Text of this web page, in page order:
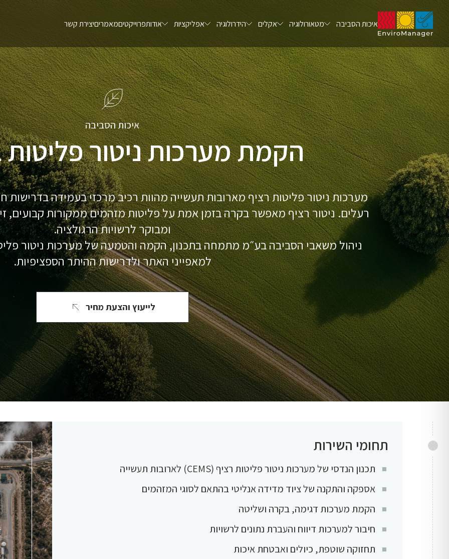
איכות הסביבה מטאורולוגיה אקלים הידרולוגיה אפליקציות אודותפרוייקטיםמאמריםיצירת קשר
איכות הסביבה
הקמת מערכות ניטור
מערכות ניטור פליטות רציף מארובות תעשייה מהוות רכיב מרכזי בעמידה בדרישות
רעלים. ניטור רציף מאפשר בקרה בזמן אמת על פליטות מזהמים ממקורות קבועים,
ומבוקר לרשויות הרגולציה.
ניהול משאבי הסביבה בע״מ מתמחה בתכנון, הקמה והטמעה של מערכות ניטור
למאפייני האתר ולדרישות ההיתר הספציפיות.
לייעוץ והצעת מחיר
תחומי השירות
תכנון הנדסי של מערכות ניטור פליטות רציף (CEMS) לארובות תעשייה
אספקה והתקנה של ציוד מדידה אנליטי בהתאם לסוגי המזהמים
הקמת מערכות דגימה, בקרה ושליטה
חיבור למערכות דיווח והעברת נתונים לרשויות
תחזוקה שוטפת, כיולים ואבטחת איכות